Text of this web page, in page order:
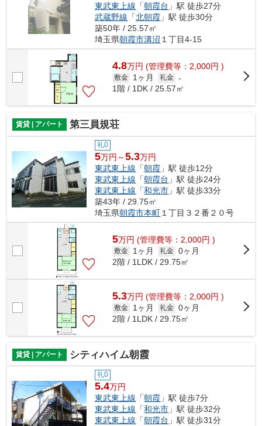
東武東上線 「朝霞台 」駅 徒歩27分
武蔵野線 「北朝霞 」駅 徒歩30分
築50年 / 25.57㎡
埼玉県朝霞市溝沼 １丁目4-15
4.8万円 (管理費等：2,000円 )
敷金 1ヶ月 礼金 -
1階 / 1DK / 25.57㎡
賃貸 | アパート 第三員規荘
礼0
5万円～5.3万円
東武東上線 「朝霞 」駅 徒歩12分
東武東上線 「朝霞台 」駅 徒歩24分
東武東上線 「和光市 」駅 徒歩33分
築43年 / 29.75㎡
埼玉県朝霞市本町 １丁目３２番２０号
5万円 (管理費等：2,000円 )
敷金 1ヶ月 礼金 0ヶ月
2階 / 1LDK / 29.75㎡
5.3万円 (管理費等：2,000円 )
敷金 1ヶ月 礼金 0ヶ月
2階 / 1LDK / 29.75㎡
賃貸 | アパート シティハイム朝霞
礼0
5.4万円
東武東上線 「朝霞 」駅 徒歩7分
東武東上線 「和光市 」駅 徒歩32分
東武東上線 「朝霞台 」駅 徒歩31分